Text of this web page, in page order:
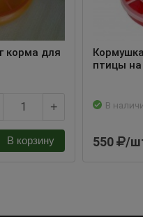
корма для
+
В корзину
птицы на
В
550 /